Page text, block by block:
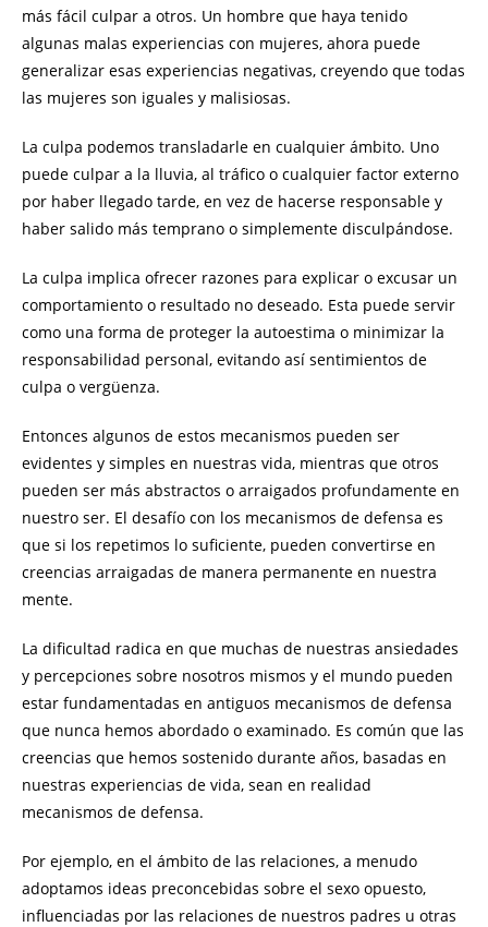
más fácil culpar a otros. Un hombre que haya tenido
algunas malas experiencias con mujeres, ahora puede
generalizar esas experiencias negativas, creyendo que todas
las mujeres son iguales y malisiosas.
La culpa podemos transladarle en cualquier ámbito. Uno
puede culpar a la lluvia, al tráfico o cualquier factor externo
por haber llegado tarde, en vez de hacerse responsable y
haber salido más temprano o simplemente disculpándose.
La culpa implica ofrecer razones para explicar o excusar un
comportamiento o resultado no deseado. Esta puede servir
como una forma de proteger la autoestima o minimizar la
responsabilidad personal, evitando así sentimientos de
culpa o vergüenza.
Entonces algunos de estos mecanismos pueden ser
evidentes y simples en nuestras vida, mientras que otros
pueden ser más abstractos o arraigados profundamente en
nuestro ser. El desafío con los mecanismos de defensa es
que si los repetimos lo suficiente, pueden convertirse en
creencias arraigadas de manera permanente en nuestra
mente.
La dificultad radica en que muchas de nuestras ansiedades
y percepciones sobre nosotros mismos y el mundo pueden
estar fundamentadas en antiguos mecanismos de defensa
que nunca hemos abordado o examinado. Es común que las
creencias que hemos sostenido durante años, basadas en
nuestras experiencias de vida, sean en realidad
mecanismos de defensa.
Por ejemplo, en el ámbito de las relaciones, a menudo
adoptamos ideas preconcebidas sobre el sexo opuesto,
influenciadas por las relaciones de nuestros padres u otras